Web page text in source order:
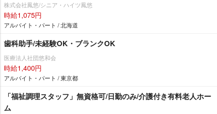
株式会社鳳悠/シニア・ハイツ鳳悠
時給1,075円
アルバイト・パート / 北海道
歯科助手/未経験OK・ブランクOK
医療法人社団悠和会
時給1,400円
アルバイト・パート / 東京都
「福祉調理スタッフ」無資格可/日勤のみ/介護付き有料老人ホー
ム